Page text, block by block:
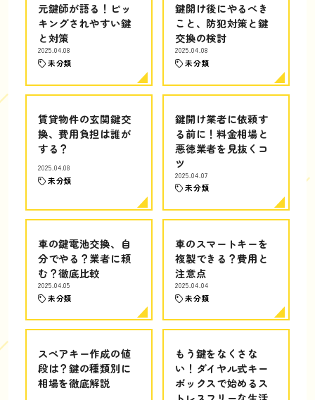
元鍵師が語る！ピッ
キングされやすい鍵
と対策
2025.04.08
未分類
鍵開け後にやるべき
こと、防犯対策と鍵
交換の検討
2025.04.08
未分類
賃貸物件の玄関鍵交
換、費用負担は誰が
する？
2025.04.08
未分類
鍵開け業者に依頼す
る前に！料金相場と
悪徳業者を見抜くコ
ツ
2025.04.07
未分類
車の鍵電池交換、自
分でやる？業者に頼
む？徹底比較
2025.04.05
未分類
車のスマートキーを
複製できる？費用と
注意点
2025.04.04
未分類
スペアキー作成の値
段は？鍵の種類別に
相場を徹底解説
もう鍵をなくさな
い！ダイヤル式キー
ボックスで始めるス